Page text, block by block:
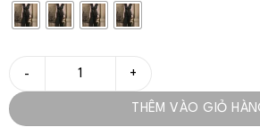
Bộ/Set Vest Đen Nữ Cao Cấp Dáng
THÊM VÀO GIỎ